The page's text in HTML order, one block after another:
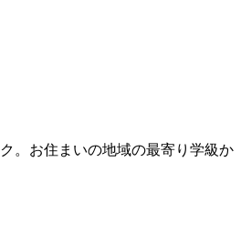
。お住まいの地域の最寄り学級か